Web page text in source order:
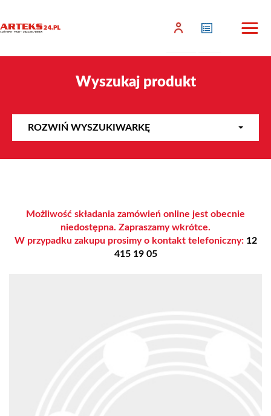
Wyszukaj produkt
ROZWIŃ WYSZUKIWARKĘ
Możliwość składania zamówień online jest obecnie
niedostępna. Zapraszamy wkrótce.
W przypadku zakupu prosimy o kontakt telefoniczny: 12
415 19 05